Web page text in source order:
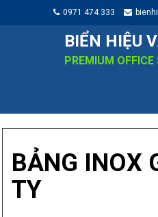
0971 474 333
BIỂN HIỆU
PREMIUM OFFICE
BẢNG INOX
TY